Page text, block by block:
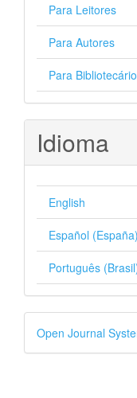
Para Leitores
Para Autores
Para
Idioma
English
Español (España)
Português
por
Open Journal